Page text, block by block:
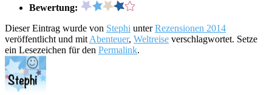
Bewertung:
Dieser Eintrag wurde von Stephi unterRezensionen 2014
veröffentlicht und mit Abenteuer, Weltreise verschlagwortet. Setze
ein Lesezeichen für den Permalink.